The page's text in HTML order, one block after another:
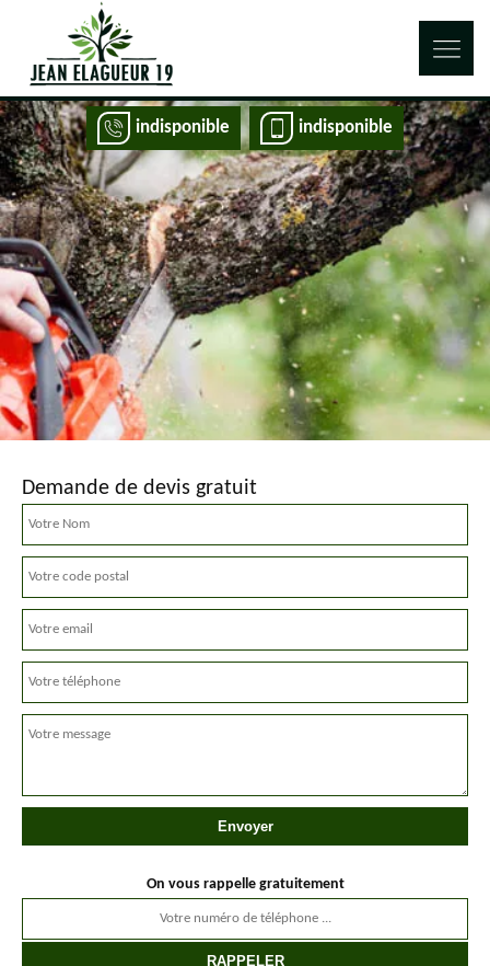
indisponible indisponible
Demande de devis gratuit
On vous rappelle gratuitement